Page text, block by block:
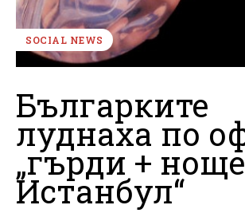
SOCIAL NEWS
Българките
луднаха по
„гърди +
Истанбул“